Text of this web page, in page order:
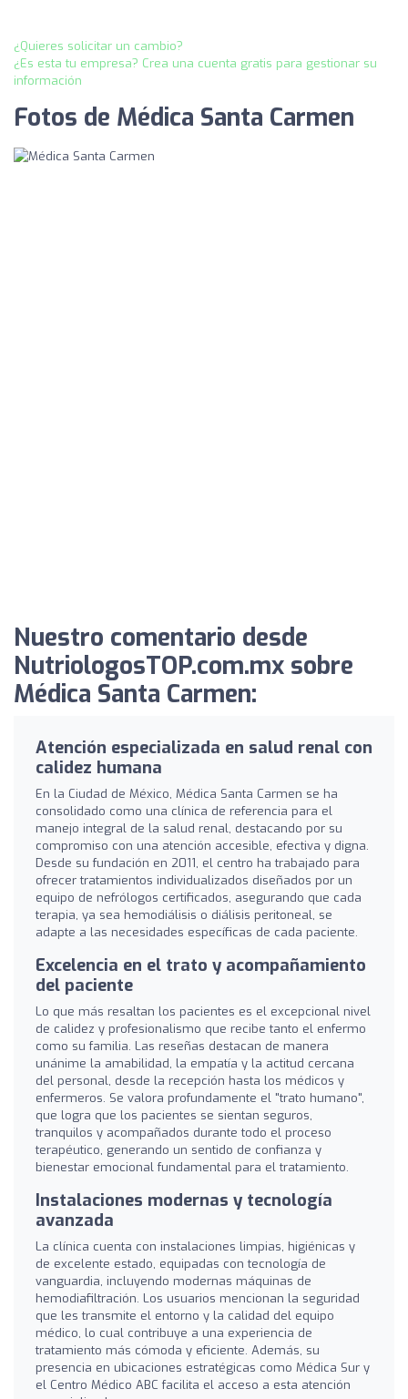
¿Quieres solicitar un cambio?
¿Es esta tu empresa? Crea una cuenta gratis para gestionar su
información
Fotos de Médica Santa Carmen
Nuestro comentario desde
NutriologosTOP.com.mx sobre
Médica Santa Carmen:
Atención especializada en salud renal con
calidez humana
En la Ciudad de México, Médica Santa Carmen se ha
consolidado como una clínica de referencia para el
manejo integral de la salud renal, destacando por su
compromiso con una atención accesible, efectiva y digna.
Desde su fundación en 2011, el centro ha trabajado para
ofrecer tratamientos individualizados diseñados por un
equipo de nefrólogos certificados, asegurando que cada
terapia, ya sea hemodiálisis o diálisis peritoneal, se
adapte a las necesidades específicas de cada paciente.
Excelencia en el trato y acompañamiento
del paciente
Lo que más resaltan los pacientes es el excepcional nivel
de calidez y profesionalismo que recibe tanto el enfermo
como su familia. Las reseñas destacan de manera
unánime la amabilidad, la empatía y la actitud cercana
del personal, desde la recepción hasta los médicos y
enfermeros. Se valora profundamente el "trato humano",
que logra que los pacientes se sientan seguros,
tranquilos y acompañados durante todo el proceso
terapéutico, generando un sentido de confianza y
bienestar emocional fundamental para el tratamiento.
Instalaciones modernas y tecnología
avanzada
La clínica cuenta con instalaciones limpias, higiénicas y
de excelente estado, equipadas con tecnología de
vanguardia, incluyendo modernas máquinas de
hemodiafiltración. Los usuarios mencionan la seguridad
que les transmite el entorno y la calidad del equipo
médico, lo cual contribuye a una experiencia de
tratamiento más cómoda y eficiente. Además, su
presencia en ubicaciones estratégicas como Médica Sur y
el Centro Médico ABC facilita el acceso a esta atención